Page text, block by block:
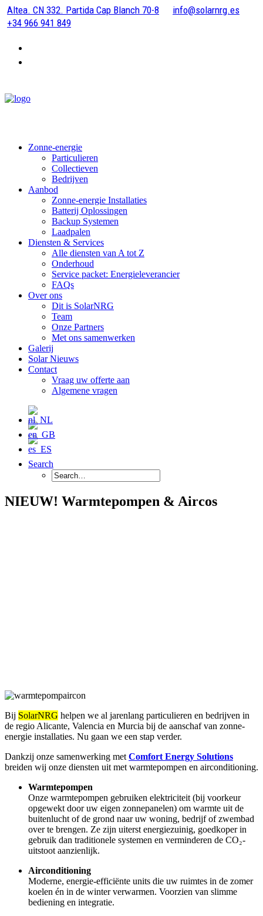
Altea. CN 332. Partida Cap Blanch 70-8
info@solarnrg.es
+34 966 941 849
Zonne-energie
Particulieren
Collectieven
Bedrijven
Aanbod
Zonne-energie Installaties
Batterij Oplossingen
Backup Systemen
Laadpalen
Diensten & Services
Alle diensten van A tot Z
Onderhoud
Service packet: Energieleverancier
FAQs
Over ons
Dit is SolarNRG
Team
Onze Partners
Met ons samenwerken
Galerij
Solar Nieuws
Contact
Vraag uw offerte aan
Algemene vragen
Search
NIEUW! Warmtepompen & Aircos
Bij SolarNRG helpen we al jarenlang particulieren en bedrijven in
de regio Alicante, Valencia en Murcia bij de aanschaf van zonne-
energie installaties. Nu gaan we een stap verder.
Dankzij onze samenwerking met Comfort Energy Solutions
breiden wij onze diensten uit met warmtepompen en airconditioning.
Warmtepompen
Onze warmtepompen gebruiken elektriciteit (bij voorkeur
opgewekt door uw eigen zonnepanelen) om warmte uit de
buitenlucht of de grond naar uw woning, bedrijf of zwembad
over te brengen. Ze zijn uiterst energiezuinig, goedkoper in
gebruik dan traditionele systemen en verminderen de CO₂-
uitstoot aanzienlijk.
Airconditioning
Moderne, energie-efficiënte units die uw ruimtes in de zomer
koelen én in de winter verwarmen. Voorzien van slimme
bediening en integratie.